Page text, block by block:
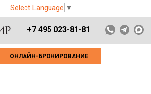
Select Language ▼
+7 495 023-81-81
ОНЛАЙН-БРОНИРОВАНИЕ